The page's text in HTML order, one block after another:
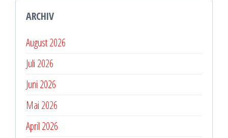
ARCHIV
August 2026
Juli 2026
Juni 2026
Mai 2026
April 2026